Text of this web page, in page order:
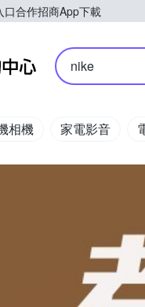
口合作招商App下載
Yahoo購物中心
nike
相機 家電影音